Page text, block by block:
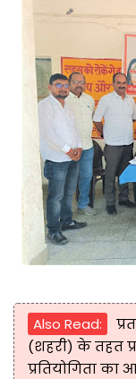
Also Read:
(शहरी) के तहत
प्रतियोगिता का